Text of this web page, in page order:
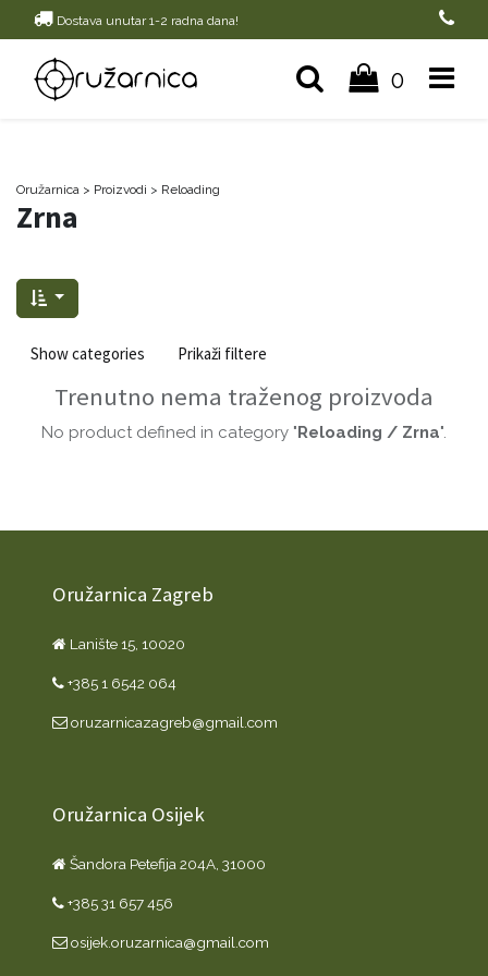
Dostava unutar 1-2 radna dana!
0
Oružarnica > Proizvodi > Reloading
Zrna
Show categories Prikaži filtere
Trenutno nema traženog proizvoda
No product defined in category "Reloading / Zrna".
Oružarnica Zagreb
Lanište 15, 10020
+385 1 6542 064
oruzarnicazagreb@gmail.com
Oružarnica Osijek
Šandora Petefija 204A, 31000
+385 31 657 456
osijek.oruzarnica@gmail.com